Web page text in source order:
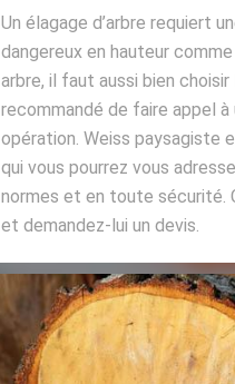
Un élagage d’arbre requiert
dangereux en hauteur
arbre, il faut aussi bien
recommandé de faire appel
opération. Weiss paysagiste
qui vous pourrez vous
normes et en toute sécurité.
et demandez-lui un devis.